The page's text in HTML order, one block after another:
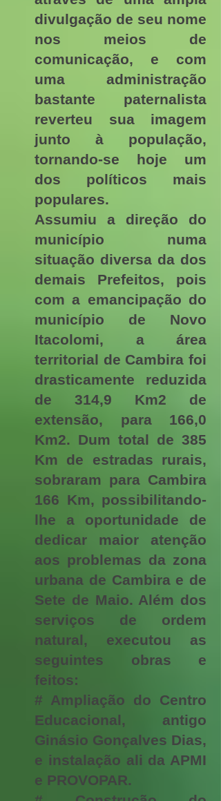
divulgação de seu nome
nos meios de
comunicação, e com
uma administração
bastante paternalista
reverteu sua imagem
junto à população,
tornando-se hoje um
dos políticos mais
populares.
Assumiu a direção do
município numa
situação diversa da dos
demais Prefeitos, pois
com a emancipação do
município de Novo
Itacolomi, a área
territorial de Cambira foi
drasticamente reduzida
de 314,9 Km2 de
extensão, para 166,0
Km2. Dum total de 385
Km de estradas rurais,
sobraram para Cambira
166 Km, possibilitando-
lhe a oportunidade de
dedicar maior atenção
aos problemas da zona
urbana de Cambira e de
Sete de Maio. Além dos
serviços de ordem
natural, executou as
seguintes obras e
feitos:
# Ampliação do Centro
Educacional, antigo
Ginásio Gonçalves Dias,
e instalação ali da APMI
e PROVOPAR.